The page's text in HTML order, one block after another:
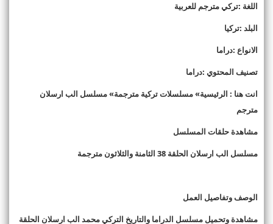
اللغة :تركي مترجم للعربية
البلد :تركيا
الانواع :دراما
تصنيف المحتوي :دراما
انت هنا : الرئيسية» مسلسلات تركية مترجمة» مسلسل الب ارسلان
مترجم
مشاهدة حلقات المسلسل
مسلسل الب ارسلان الحلقة 38 الثامنة والثلاثون مترجمة
الوصف وتفاصيل العمل
مشاهدة وتحميل مسلسل الدراما والتاريخ التركي محمد الب ارسلان الحلقة